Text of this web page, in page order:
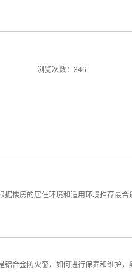
浏览次数：346
楼房的居住环境和适用环境推荐最合
合金防火窗，如何进行保养和维护